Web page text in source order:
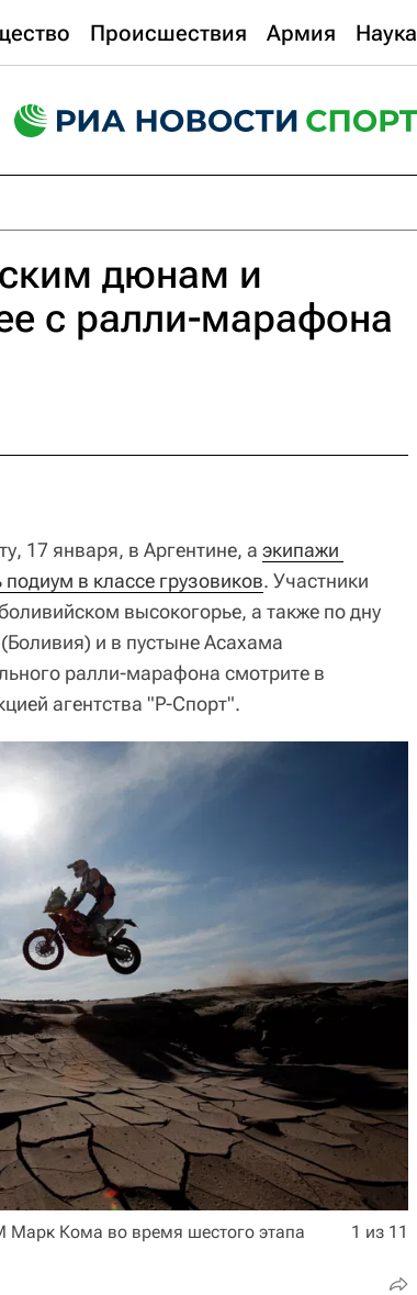
Происшествия Армия Наука
дюнам и
с ралли-марафона
17 января, в Аргентине, а экипажи
в классе грузовиков. Участники
высокогорье, а также по дну
и в пустыне Асахама
ралли-марафона смотрите в
агентства "Р-Спорт".
Марк Кома во время шестого этапа
1 из 11